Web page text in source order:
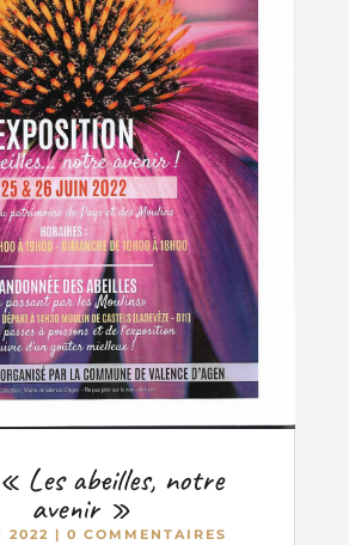
Les abeilles, notre
avenir »
2022 | 0 COMMENTAIRES